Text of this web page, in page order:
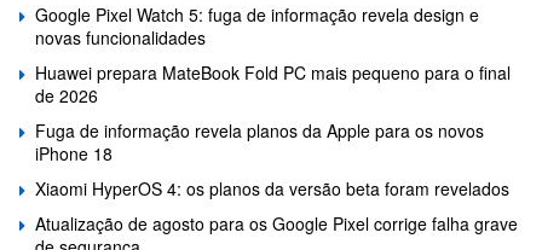
Google Pixel Watch 5: fuga de informação revela design e
novas funcionalidades
Huawei prepara MateBook Fold PC mais pequeno para o final
de 2026
Fuga de informação revela planos da Apple para os novos
iPhone 18
Xiaomi HyperOS 4: os planos da versão beta foram revelados
Atualização de agosto para os Google Pixel corrige falha grave